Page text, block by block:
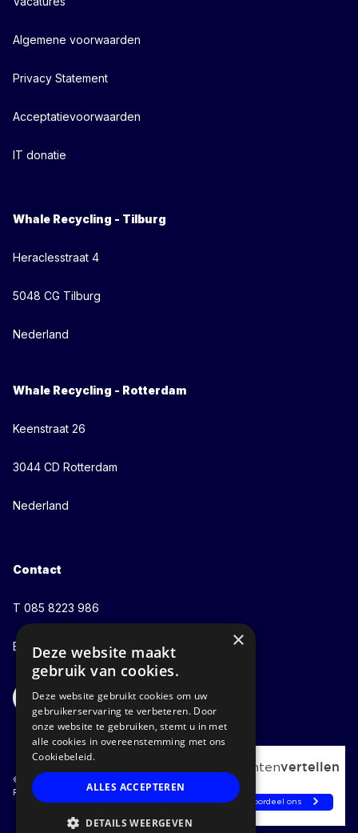
Algemene voorwaarden
Privacy Statement
Acceptatievoorwaarden
IT donatie
Whale Recycling - Tilburg
Heraclesstraat 4
5048 CG Tilburg
Nederland
Whale Recycling - Rotterdam
Keenstraat 26
3044 CD Rotterdam
Nederland
Contact
T 085 8223 986
E info@whalerecycling.com
© 2026 | Whale
Recycling
×
Deze website maakt
gebruik van cookies.
Deze website gebruikt cookies om uw
gebruikerservaring te verbeteren. Door
onze website te gebruiken, stemt u in met
alle cookies in overeenstemming met ons
Cookiebeleid.
ALLES ACCEPTEREN
DETAILS WEERGEVEN